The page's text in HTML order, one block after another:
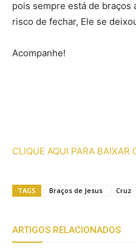
pois sempre está de braços
risco de fechar, Ele se
Acompanhe!
CLIQUE AQUI PARA BAIXAR
TAGS Braços de Jesus Cruz
ARTIGOS RELACIONADOS